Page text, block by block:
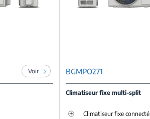
Voir BGMPO271
Climatiseur fixe multi-split
Climatiseur fixe connecté